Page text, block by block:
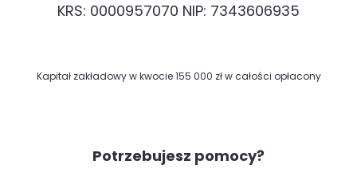
KRS: 0000957070 NIP: 7343606935
Kapitał zakładowy w kwocie 155 000 zł w całości opłacony
Potrzebujesz pomocy?